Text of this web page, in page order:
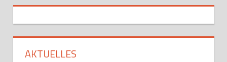
AKTUELLES